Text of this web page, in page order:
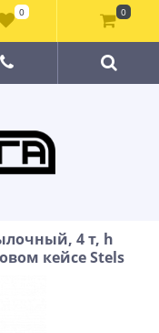
4 т, h
кейсе Stels
0 0